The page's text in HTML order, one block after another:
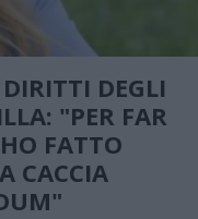
DEGLI
"PER FAR
FATTO
CACCIA